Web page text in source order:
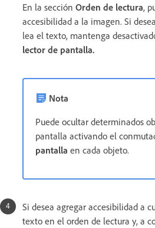
En la sección Orden de lectura,
accesibilidad a la imagen. Si
lea el texto, mantenga
lector de pantalla.
Nota
Puede ocultar determinados
pantalla activando el
pantalla en cada objeto.
Si desea agregar accesibilidad a
texto en el orden de lectura y, a